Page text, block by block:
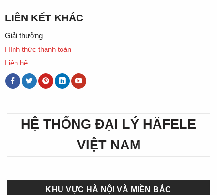
LIÊN KẾT KHÁC
Giải thưởng
Hình thức thanh toán
Liên hệ
HỆ THỐNG ĐẠI LÝ HÄFELE
VIỆT NAM
KHU VỰC HÀ NỘI VÀ MIỀN BẮC